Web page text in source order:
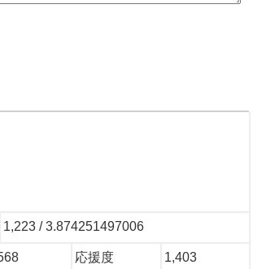
1,223 / 3.874251497006
応援度 1,403